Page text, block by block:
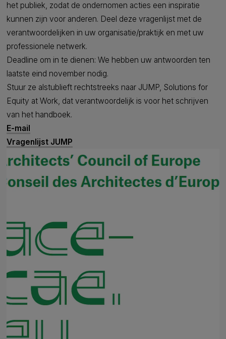
het publiek, zodat de ondernomen acties een inspiratie
kunnen zijn voor anderen. Deel deze vragenlijst met de
verantwoordelijken in uw organisatie/praktijk en met uw
professionele netwerk.
Deadline om in te dienen: We hebben uw antwoorden ten
laatste eind november nodig.
Stuur ze alstublieft rechtstreeks naar JUMP, Solutions for
Equity at Work, dat verantwoordelijk is voor het schrijven
van het handboek.
E-mail
Vragenlijst JUMP